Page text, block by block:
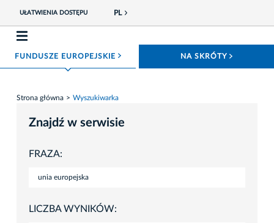
UŁATWIENIA DOSTĘPU PL
FUNDUSZE EUROPEJSKIE ROZWIŃ MENU NA SKRÓTY
Strona główna Wyszukiwarka
Znajdź w serwisie
FRAZA:
LICZBA WYNIKÓW: